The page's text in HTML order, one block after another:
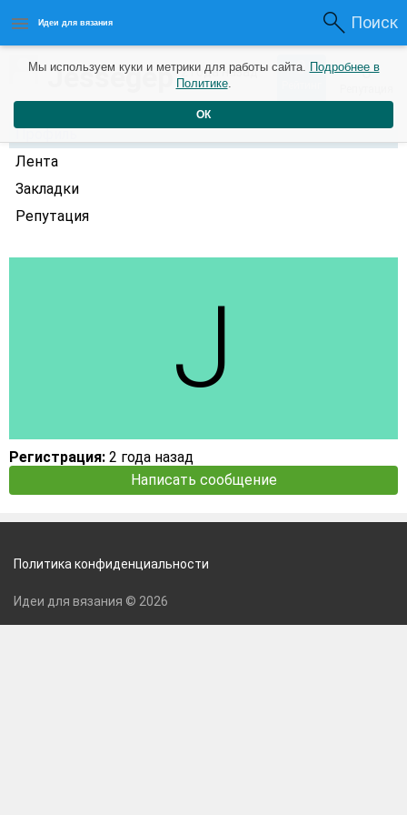
Идеи для вязания Поиск
Jessegep2 года назад 0 0
Профиль
Лента
Закладки
Репутация
Регистрация: 2 года назад
Написать сообщение
Мы используем куки и метрики для работы сайта. Подробнее в
Политике.
ОК
Политика конфиденциальности
Идеи для вязания © 2026